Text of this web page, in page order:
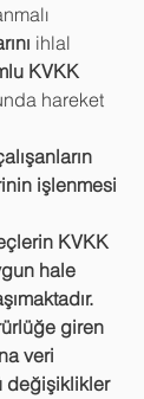
ihlal
KVKK
hareket
işlenmesi
KVKK
hale
giren
veri
değişiklikler